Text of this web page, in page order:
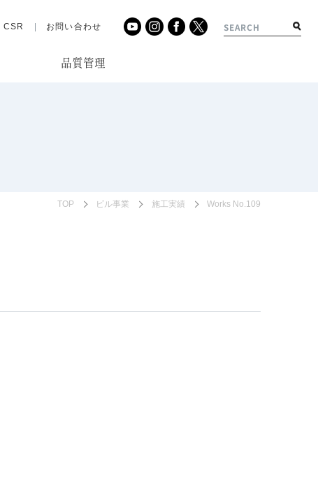
CSR お問い合わせ
品質管理
TOP ビル事業 施工実績 Works No.109